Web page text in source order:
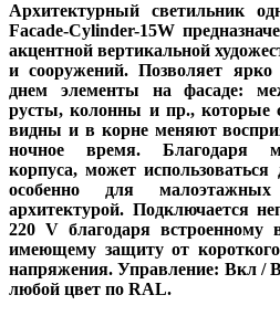
Архитектурный светильник
Facade-Cylinder-15W
акцентной вертикальной
и сооружений. Позволяет
днем элементы на фасаде:
русты, колонны и пр., которые
видны и в корне меняют
ночное время. Благодаря
корпуса, может
особенно для
архитектурой. Подключается
220 V благодаря встроенному
имеющему защиту от
напряжения. Управление: Вкл /
любой цвет по RAL.